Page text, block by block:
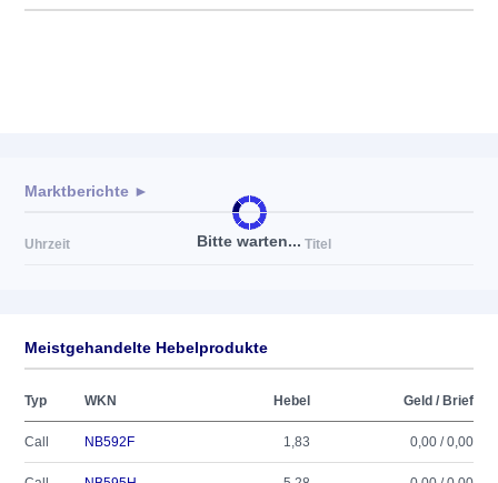
Bitte warten...
Marktberichte ►
Uhrzeit Titel
Meistgehandelte Hebelprodukte
Typ WKN Hebel Geld / Brief
Call NB592F 1,83 0,00 / 0,00